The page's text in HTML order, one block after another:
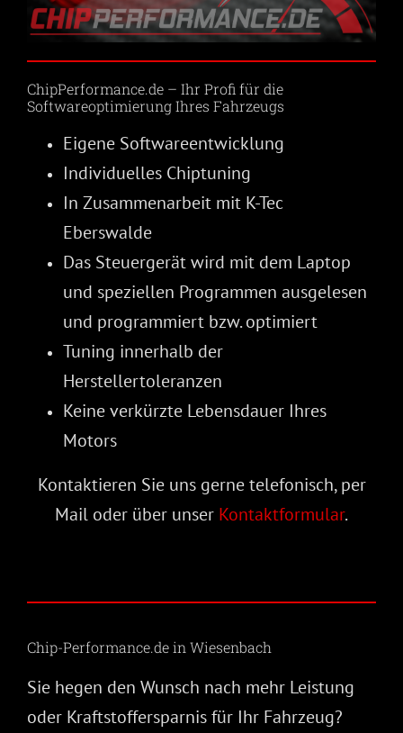
ChipPerformance.de – Ihr Profi für die
Softwareoptimierung Ihres Fahrzeugs
Eigene Softwareentwicklung
Individuelles Chiptuning
In Zusammenarbeit mit K-Tec
Eberswalde
Das Steuergerät wird mit dem Laptop
und speziellen Programmen ausgelesen
und programmiert bzw. optimiert
Tuning innerhalb der
Herstellertoleranzen
Keine verkürzte Lebensdauer Ihres
Motors
Kontaktieren Sie uns gerne telefonisch, per
Mail oder über unser Kontaktformular.
Chip-Performance.de in Wiesenbach
Sie hegen den Wunsch nach mehr Leistung
oder Kraftstoffersparnis für Ihr Fahrzeug?